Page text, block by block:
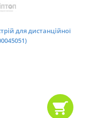
для дистанційної